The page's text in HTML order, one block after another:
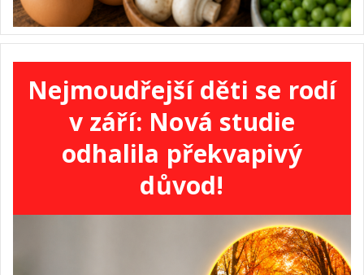
Nejmoudřejší děti se rodí
v září: Nová studie
odhalila překvapivý
důvod!